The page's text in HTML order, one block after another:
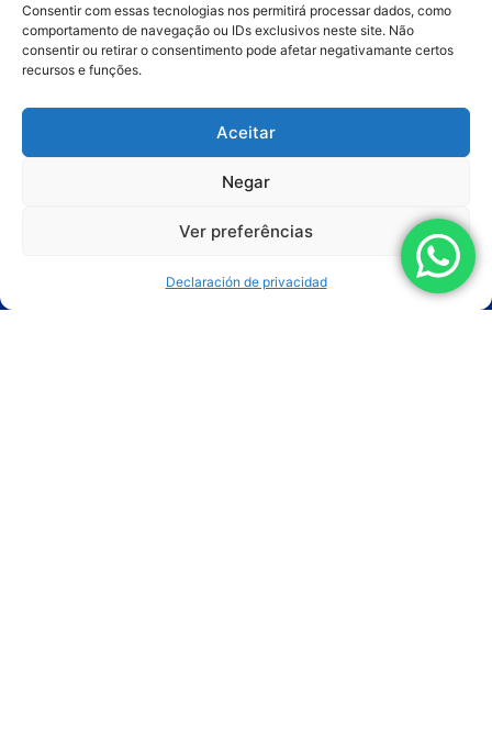
Consentir com essas tecnologias nos permitirá processar dados, como
comportamento de navegação ou IDs exclusivos neste site. Não
consentir ou retirar o consentimento pode afetar negativamante certos
recursos e funções.
Aceitar
Negar
Ver preferências
Declaración de privacidad
Sobre la empresa